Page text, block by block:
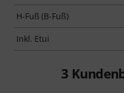
H-Fuß (B-Fuß)
Inkl. Etui
3